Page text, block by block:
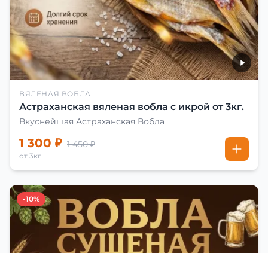
ВЯЛЕНАЯ ВОБЛА
Астраханская вяленая вобла с икрой от 3кг.
Вкуснейшая Астраханская Вобла
1 300 ₽ 1 450 ₽
от 3кг
-10%